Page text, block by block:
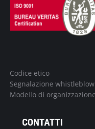
Codice etico
Segnalazione
Modello di
CONTATTI